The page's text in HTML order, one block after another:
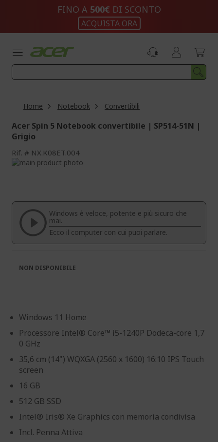
FINO A 500€ DI SCONTO
ACQUISTA ORA
Home Notebook Convertibili
Acer Spin 5 Notebook convertibile | SP514-51N |
Grigio
Rif. NX.K08ET.004
Vai
galleria
immagini
galleria
immagini
Windows è veloce, potente e più sicuro che
mai.
Ecco il computer con cui puoi parlare.
Windows 11 Home
Processore Intel® Core™ i5-1240P Dodeca-core 1,7
0 GHz
35,6 cm (14") WQXGA (2560 x 1600) 16:10 IPS Touch
screen
16 GB
512 GB SSD
Intel® Iris® Xe Graphics con memoria condivisa
Incl. Penna Attiva
NON DISPONIBILE